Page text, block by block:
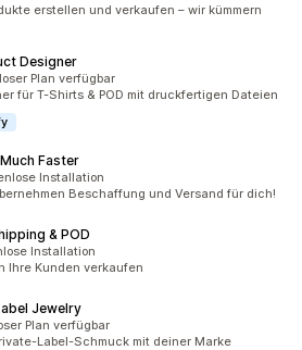
erstellen und verkaufen – wir kümmern
Designer
Plan verfügbar
für T-Shirts & POD mit druckfertigen Dateien
Faster
Installation
Beschaffung und Versand für dich!
& POD
Installation
Ihre Kunden verkaufen
Jewelry
Plan verfügbar
Label-Schmuck mit deiner Marke